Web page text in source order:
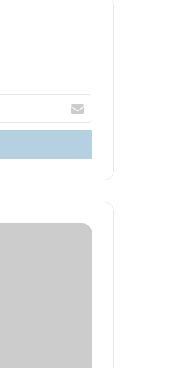
بريدك
الإلكتروني
بعض